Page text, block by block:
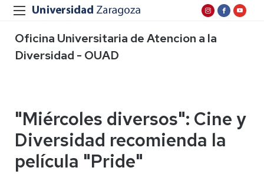
Oficina Universitaria de Atencion a la
Diversidad - OUAD
"Miércoles diversos": Cine y
Diversidad recomienda la
película "Pride"